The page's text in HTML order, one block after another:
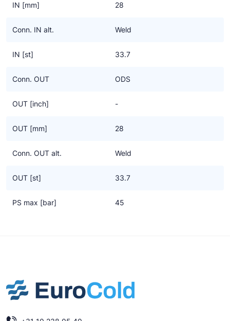
IN [mm] 28
Conn. IN alt. Weld
IN [st] 33.7
Conn. OUT ODS
OUT [inch] -
OUT [mm] 28
Conn. OUT alt. Weld
OUT [st] 33.7
PS max [bar] 45